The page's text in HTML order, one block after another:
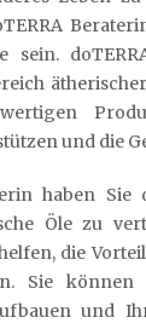
sein.
und die
haben
Öle zu
die
Sie können
und